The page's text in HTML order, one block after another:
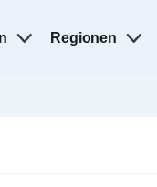
Regionen